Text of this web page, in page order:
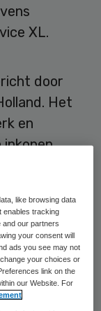
XL.
door
Het
en
en
Alrijne
aan
like browsing data
enables tracking
and our partners
your consent will
ads you see may not
your choices or
link on the
our Website. For